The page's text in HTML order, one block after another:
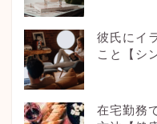
彼氏にイ
こと【シ
在宅勤務